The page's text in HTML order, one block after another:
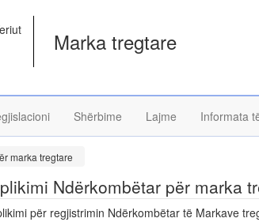
Marka tregtare
Shërbime Lajme Informata
marka tregtare
Ndërkombëtar për marka
për regjistrimin Ndërkombëtar të Markave